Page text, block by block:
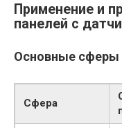
Применение и
панелей с
Основные сферы
Сфера